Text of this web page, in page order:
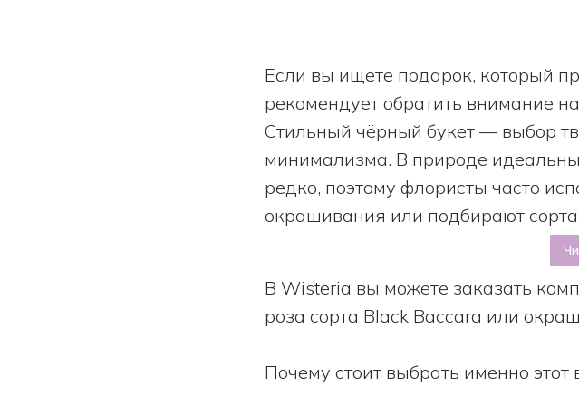
Если вы ищете подарок, который
рекомендует обратить внимание
Стильный чёрный букет — выбор
минимализма. В природе
редко, поэтому флористы часто
окрашивания или подбирают
В Wisteria вы можете заказать
роза сорта Black Baccara или
Почему стоит выбрать именно этот